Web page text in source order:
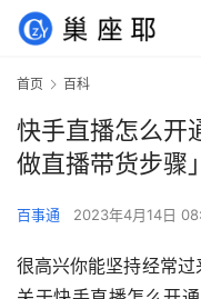
首页 百科
快手直播怎么开
做直播带货步骤」
百事通 2023年4月14日
很高兴你能坚持经常